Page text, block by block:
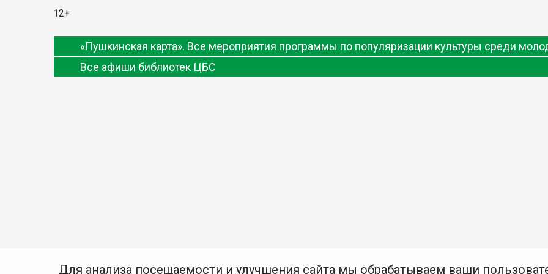
12+
«Пушкинская карта». Все мероприятия программы по популяризации культуры среди
Все афиши библиотек ЦБС
Для анализа посещаемости и улучшения сайта мы обрабатываем ваши